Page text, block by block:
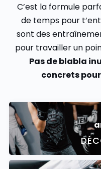
C’est la formule
de temps pour
sont des
pour travailler un
Pas de blabla
concrets